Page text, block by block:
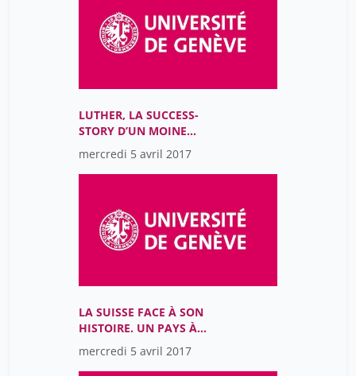
LUTHER, LA SUCCESS-
STORY D’UN MOINE
DISSIDENT
mercredi 5 avril 2017
LA SUISSE FACE À SON
HISTOIRE. UN PAYS À
RÉINVENTER?
mercredi 5 avril 2017